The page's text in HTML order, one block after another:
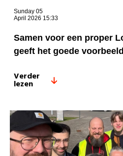
Sunday 05
April 2026 15:33
Samen voor een proper
geeft het goede voorbeeld
Verder
lezen